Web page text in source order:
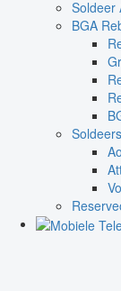
Soldeer
BGA